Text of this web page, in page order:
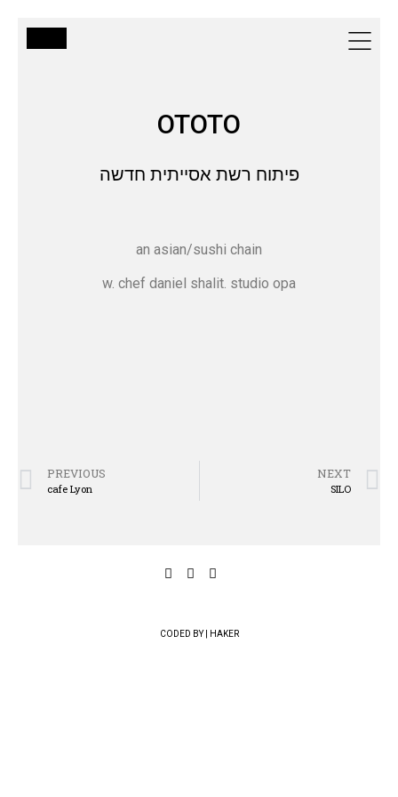
OTOTO
פיתוח רשת אסייתית חדשה
an asian/sushi chain
w. chef daniel shalit. studio opa
PREVIOUS
cafe Lyon
NEXT
SILO
CODED BY | HAKER